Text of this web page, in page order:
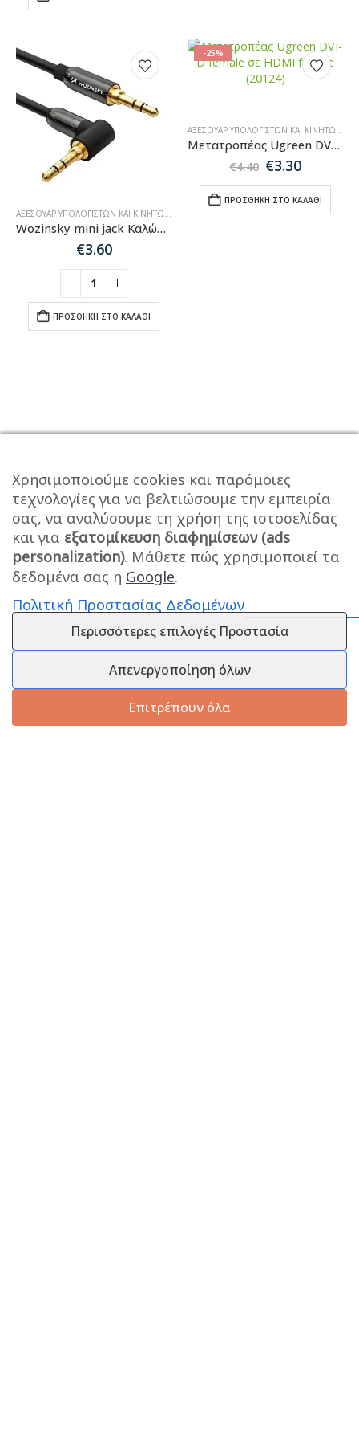
ΚΑΛΏΔΙΑ ΉΧΟΥ-HDMI-ΔΙΚΤΎΟΥ
Wozinsky mini jack Καλώδιο γωνία – 2 m μαύρο (αρσενικό-αρσενικό)
€3.60
ΠΡΟΣΘΉΚΗ ΣΤΟ ΚΑΛΆΘΙ
-25%
Μετατροπέας Ugreen DVI-D female σε HDMI female (20124)
€4.40 Original
was:
€4.40.
€3.30Η
τιμή
είναι:
ΠΡΟΣΘΉΚΗ ΣΤΟ ΚΑΛΆΘΙ
Χρησιμοποιούμε cookies και παρόμοιες
τεχνολογίες για να βελτιώσουμε την εμπειρία
σας, να αναλύσουμε τη χρήση της ιστοσελίδας
και για εξατομίκευση διαφημίσεων (ads
personalization). Μάθετε πώς χρησιμοποιεί τα
δεδομένα σας η Google.
Πολιτική Προστασίας Δεδομένων
Περισσότερες επιλογές Προστασία
Απενεργοποίηση όλων
Επιτρέπουν όλα